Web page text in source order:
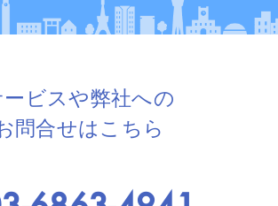
ービスや弊社への
問合せはこちら